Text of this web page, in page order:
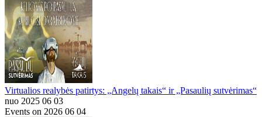
Virtualios realybės patirtys: „Angelų takais“ ir „Pasaulių sutvėrimas“
nuo 2025 06 03
Events on 2026 06 04